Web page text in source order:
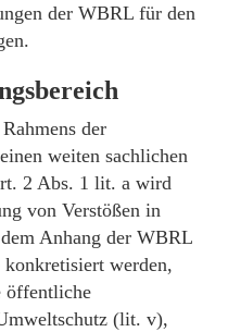
der WBRL für den
der
weiten sachlichen
2 Abs. 1 lit. a wird
von Verstößen in
Anhang der WBRL
werden,
öffentliche
(lit. v),